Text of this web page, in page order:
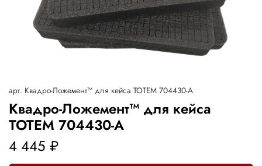
арт. Квадро-Ложемент™ для кейса ТОТЕМ 704430-А
Квадро-Ложемент™ для кейса
ТОТЕМ 704430-А
4 445 ₽